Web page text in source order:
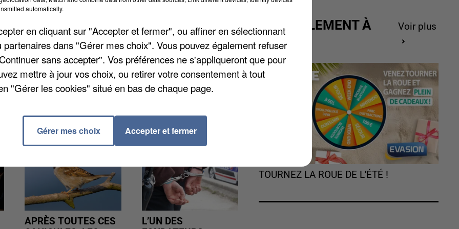
Le mobile de ce meurtre reste mystérieux. L'attaque
Guatemala City, révèle
de l'université d'Ixil, dans le département de
Le corps de Benoît Maria a été rapatrié en
APRÈS TOUTES CES
L’UN DES
ACTUELLEMENT À
GAGNER
Voir plus
TOURNEZ LA ROUE DE L'ÉTÉ !
automatically.
en cliquant sur "Accepter et fermer", ou affiner en sélectionnant
partenaires dans "Gérer mes choix". Vous pouvez également refuser
sans accepter". Vos préférences ne s'appliqueront que pour
mettre à jour vos choix, ou retirer votre consentement à tout
"Gérer les cookies" situé en bas de chaque page.
Gérer mes choix Accepter et fermer